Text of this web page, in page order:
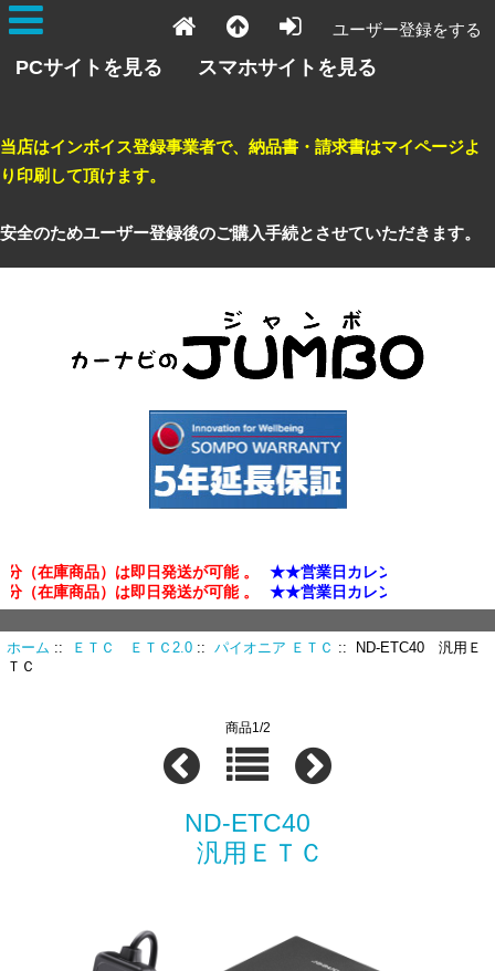
PCサイトを見る スマホサイトを見る
当店はインボイス登録事業者で、納品書・請求書はマイページよ
り印刷して頂けます。
安全のためユーザー登録後のご購入手続とさせていただきます。
ユーザー登録をする
在庫商品）は即日発送が可能 。 ★★営業日カレンダー確認★★
在庫商品）は即日発送が可能 。
★★営業日カレンダー確認★★
ホーム :: ＥＴＣ ＥＴＣ2.0 ::パイオニア ＥＴＣ :: ND-ETC40 汎用Ｅ
ＴＣ
商品1/2
ND-ETC40
汎用ＥＴＣ